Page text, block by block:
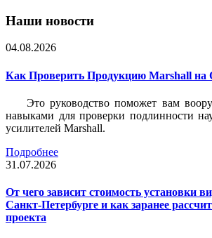
Наши новости
04.08.2026
Как Проверить Продукцию Marshall на
Это руководство поможет вам
навыками для проверки подлинности
усилителей Marshall.
Подробнее
31.07.2026
От чего зависит стоимость установки
Санкт-Петербурге и как заранее
проекта